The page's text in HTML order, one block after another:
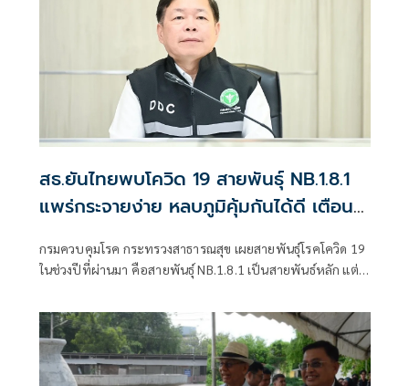
สธ.ยันไทยพบโควิด 19 สายพันธุ์ NB.1.8.1
แพร่กระจายง่าย หลบภูมิคุ้มกันได้ดี เตือน
กรมควบคุมโรค กระทรวงสาธารณสุข เผยสายพันธุ์โรคโควิด 19
ในช่วงปีที่ผ่านมา คือสายพันธุ์ NB.1.8.1 เป็นสายพันธ์หลัก แต่
หรือโรครุนแรงมากขึ้น